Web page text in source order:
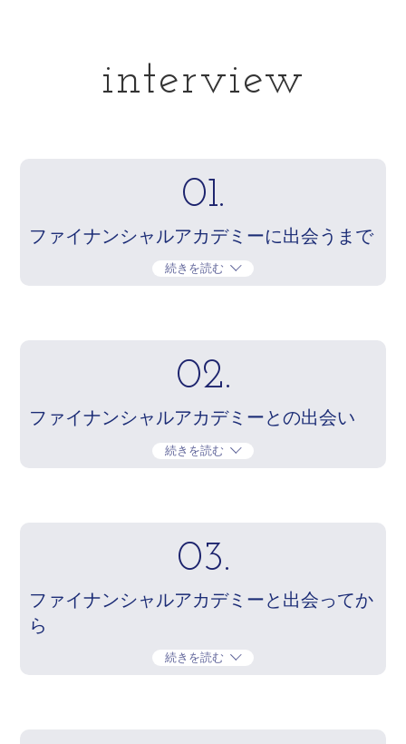
interview
01.
ファイナンシャルアカデミーに出会うまで
続きを読む
02.
ファイナンシャルアカデミーとの出会い
続きを読む
03.
ファイナンシャルアカデミーと出会ってか
ら
続きを読む